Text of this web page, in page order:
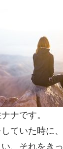
ナです。
ていた時に
、それをき